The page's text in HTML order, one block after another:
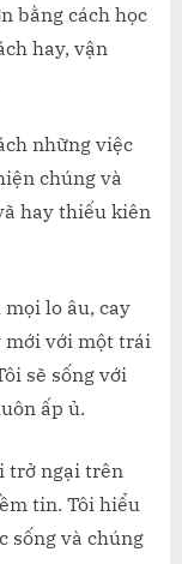
bằng cách học
hay, vận
những việc
chúng và
hay thiếu kiên
lo âu, cay
mới với một trái
sẽ sống với
ấp ủ.
trở ngại trên
tin. Tôi hiểu
sống và chúng